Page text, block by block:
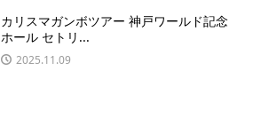
カリスマガンボツアー 神戸ワールド記念
ホール セトリ...
2025.11.09